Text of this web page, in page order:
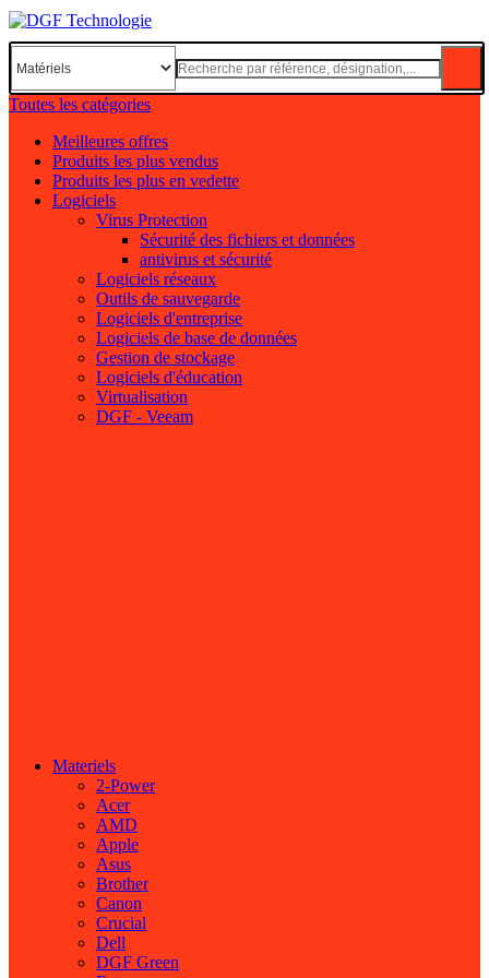
Toutes les catégories
Meilleures offres
Produits les plus vendus
Produits les plus en vedette
Logiciels
Virus Protection
Sécurité des fichiers et données
antivirus et sécurité
Logiciels réseaux
Outils de sauvegarde
Logiciels d'entreprise
Logiciels de base de données
Gestion de stockage
Logiciels d'éducation
Virtualisation
DGF - Veeam
Materiels
2-Power
Acer
AMD
Apple
Asus
Brother
Canon
Crucial
Dell
DGF Green